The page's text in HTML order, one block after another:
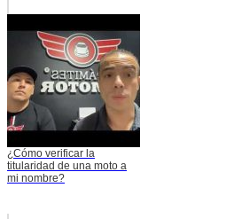
¿Cómo verificar la
titularidad de una moto a
mi nombre?